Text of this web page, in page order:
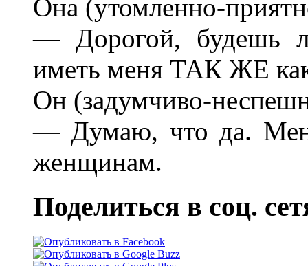
Она (утомленно-
— Дорогой, будешь
иметь меня ТАК ЖЕ
Он (задумчиво-
— Думаю, что да.
женщинам.
Поделиться в соц.